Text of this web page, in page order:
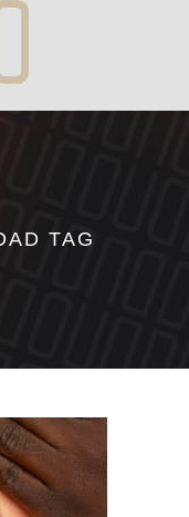
TAG